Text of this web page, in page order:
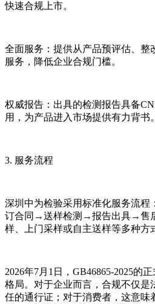
快速合规上市。
全面服务：提供从产品预评估、整
服务，降低企业合规门槛。
权威报告：出具的检测报告具备
用，为产品进入市场提供有力背书。
3. 服务流程
深圳中为检验采用标准化服务流
订合同→送样检测→报告出具→售
样、上门采样或自主送样等多种方
2026年7月1日，GB46865-2025的
格局。对于企业而言，合规不仅是
任的通行证；对于消费者，这意味